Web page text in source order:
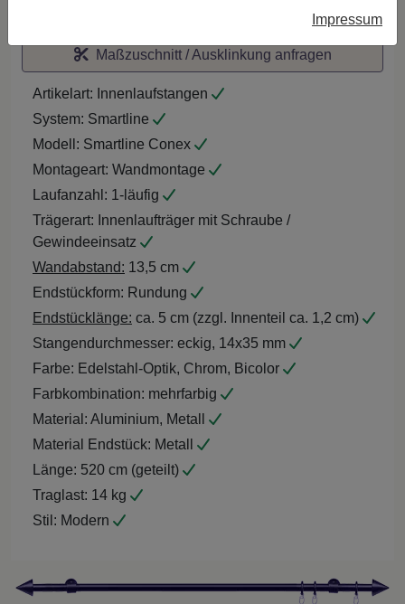
Maßzuschnitt / Ausklinkung anfragen
Artikelart: Innenlaufstangen
System: Smartline
Modell: Smartline Conex
Montageart: Wandmontage
Laufanzahl: 1-läufig
Trägerart: Innenlaufträger mit Schraube /
Gewindeeinsatz
Wandabstand: 13,5 cm
Endstückform: Rundung
Endstücklänge: ca. 5 cm (zzgl. Innenteil ca. 1,2 cm)
Stangendurchmesser: eckig, 14x35 mm
Farbe: Edelstahl-Optik, Chrom, Bicolor
Farbkombination: mehrfarbig
Material: Aluminium, Metall
Material Endstück: Metall
Länge: 520 cm (geteilt)
Traglast: 14 kg
Stil: Modern
Impressum